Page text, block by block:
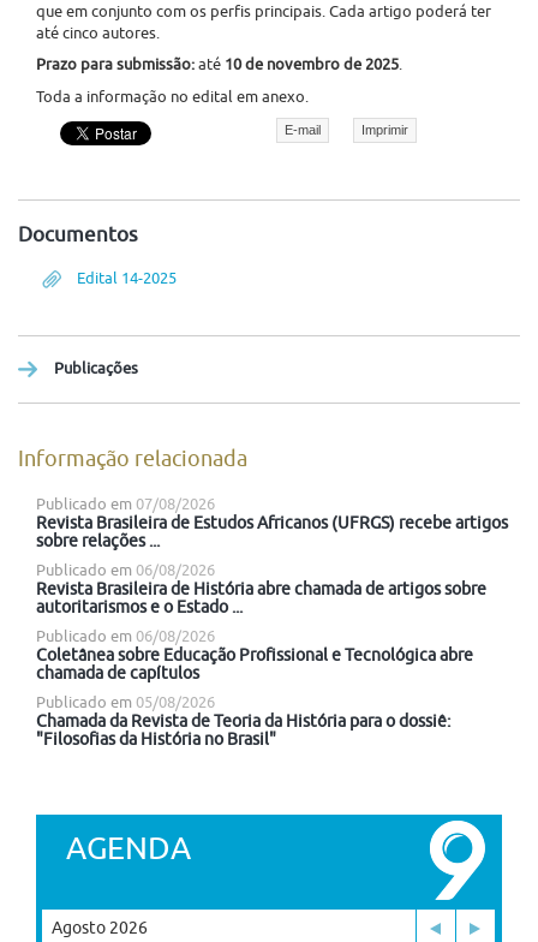
que em conjunto com os perfis principais. Cada artigo poderá ter
até cinco autores.
Prazo para submissão: até 10 de novembro de 2025.
Toda a informação no edital em anexo.
E-mail Imprimir
Documentos
Edital 14-2025
Publicações
Informação relacionada
Publicado em 07/08/2026
Revista Brasileira de Estudos Africanos (UFRGS) recebe artigos
sobre relações ...
Publicado em 06/08/2026
Revista Brasileira de História abre chamada de artigos sobre
autoritarismos e o Estado ...
Publicado em 06/08/2026
Coletânea sobre Educação Profissional e Tecnológica abre
chamada de capítulos
Publicado em 05/08/2026
Chamada da Revista de Teoria da História para o dossiê:
"Filosofias da História no Brasil"
AGENDA
Agosto 2026